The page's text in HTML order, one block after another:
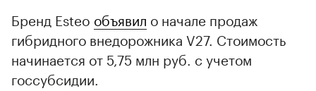
Бренд Esteo объявил о начале продаж
гибридного внедорожника V27. Стоимость
начинается от 5,75 млн руб. с учетом
госсубсидии.